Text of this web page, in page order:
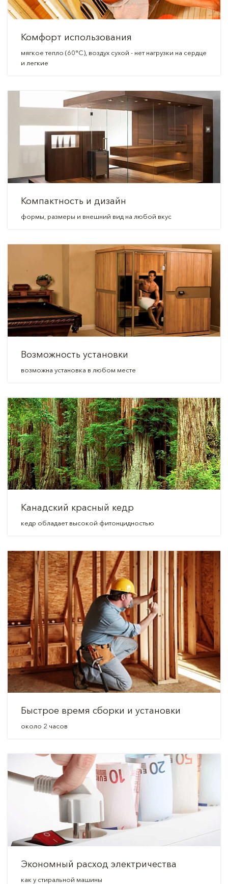
Комфорт использования
мягкое тепло (60°C), воздух сухой - нет нагрузки на сердце
и легкие
Компактность и дизайн
формы, размеры и внешний вид на любой вкус
Возможность установки
возможна установка в любом месте
Канадский красный кедр
кедр обладает высокой фитонцидностью
Быстрое время сборки и установки
около 2 часов
Экономный расход электричества
как у стиральной машины